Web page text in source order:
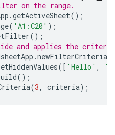
on the range.
.getActiveSheet();
( 'A1:C20' );
();
and applies the criteria
.newFilterCriteria
([ 'Hello' ,
();
(3, criteria);